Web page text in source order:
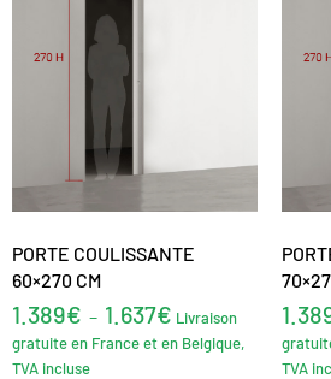
PORTE COULISSANTE
60×270 CM
1.389€ – 1.637€ Livraison
gratuite en France et en Belgique,
TVA incluse
TVA